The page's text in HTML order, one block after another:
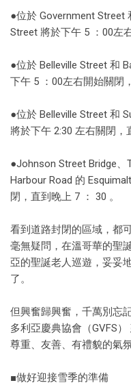
●位於 Government Street
Street 將於下午 5 ：00左
●位於 Belleville Street 和
下午 5 ：00左右開始關閉
●位於 Belleville Street 和
將於下午 2:30 左右關閉，
●Johnson Street Bridge、
Harbour Road 的
閉，直到晚上 7 ： 30 。
看到道路封閉的區域，都
毫無疑問，在溫哥華的聖
亞的聖誕老人巡遊，妥妥
了。
但興奮歸興奮，千萬別忘
多利亞慶典協會（GVFS
尊重、友善、有禮貌的氣
■做好迎接雪季的準備